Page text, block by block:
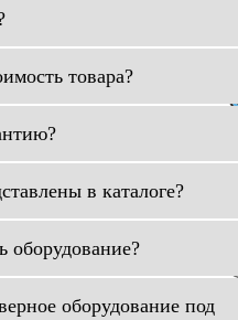
товара?
в каталоге?
оборудование?
оборудование под